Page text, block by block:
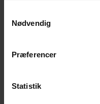
Nødvendig
Præferencer
Statistik